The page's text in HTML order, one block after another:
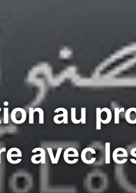
au
avec